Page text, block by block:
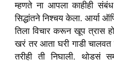
म्हणते ना आपला काहीही
सिद्धांतने निश्चय केला. आर्या
तिला विचार करून खूप त्रास
खरं तर आता घरी गाडी
तरीही ती निघाली. थोडसं